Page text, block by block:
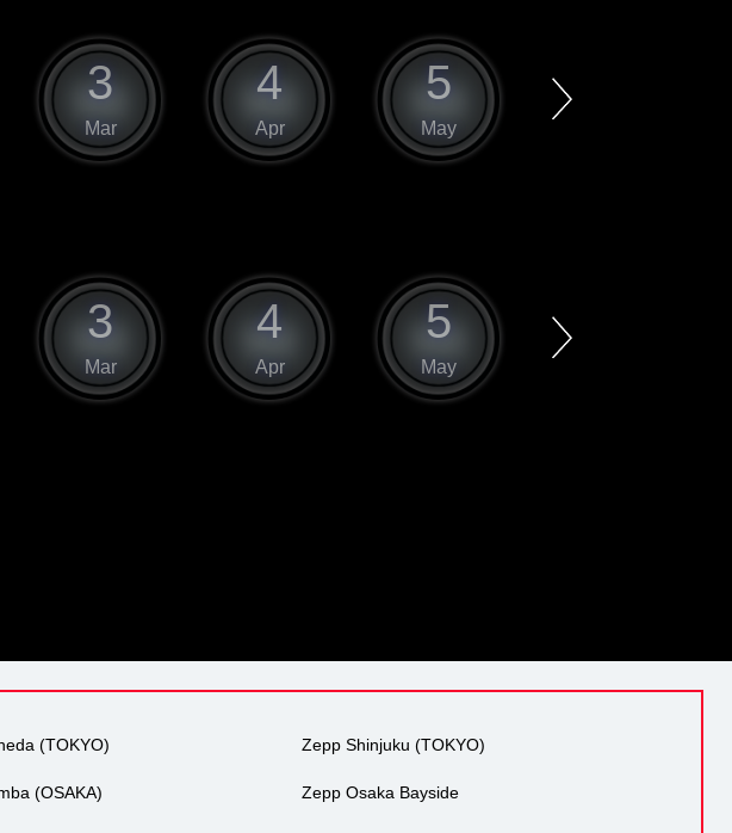
3
Mar
4
Apr
5
May
3
Mar
4
Apr
5
May
(TOKYO) Zepp Shinjuku (TOKYO)
(OSAKA) Zepp Osaka Bayside